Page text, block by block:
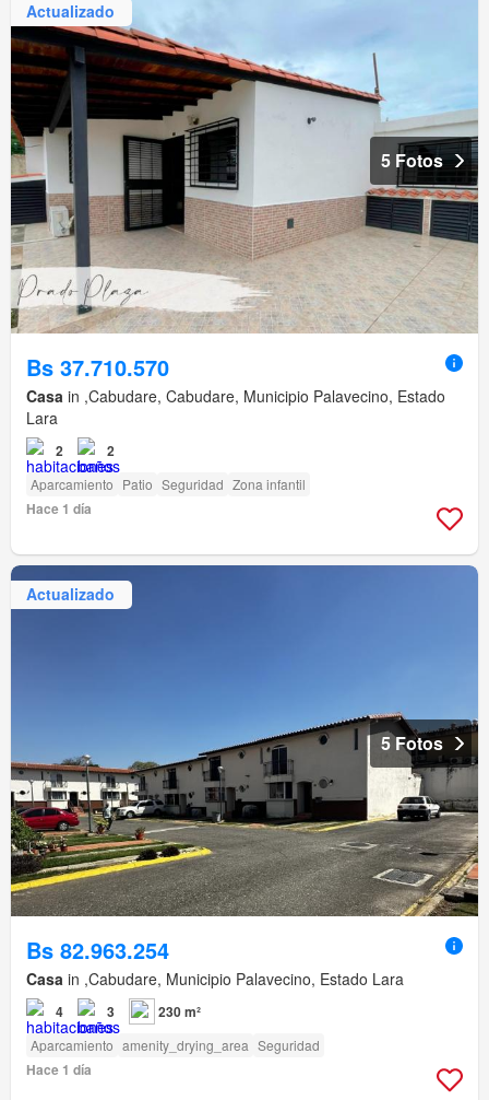
Actualizado
5 Fotos
Bs 37.710.570
Casa in ,Cabudare, Cabudare, Municipio Palavecino, Estado
Lara
2 2
Aparcamiento Patio Seguridad Zona infantil
Hace 1 día
Actualizado
5 Fotos
Bs 82.963.254
Casa in ,Cabudare, Municipio Palavecino, Estado Lara
4 3 230 m²
Aparcamiento amenity_drying_area Seguridad
Hace 1 día